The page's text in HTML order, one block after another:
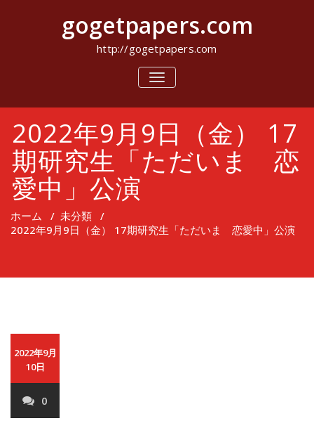
キ
gogetpapers.com
http://gogetpapers.com
ナ
ビ
シ
ョ
ン
を
切
2022年9月9日（金） 17
期研究生「ただいま 恋
愛中」公演
ホーム / 未分類 /
2022年9月9日（金） 17期研究生「ただいま 恋愛中」公演
2022年9月
10日
0